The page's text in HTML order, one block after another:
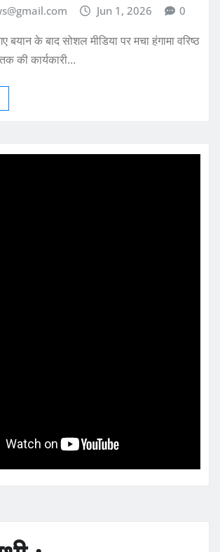
Jun 1, 2026 0
बयान के बाद सोशल मीडिया पर मचा हंगामा वरिष्ठ
की कार्यकारी…